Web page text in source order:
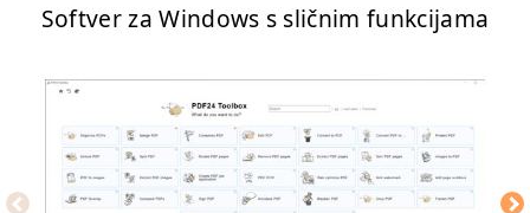
Softver za Windows s sličnim funkcijama